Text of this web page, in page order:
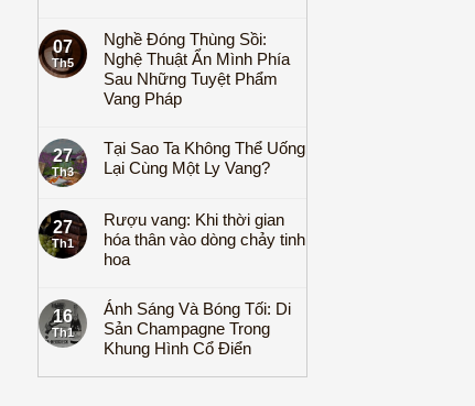
07
Th5
Nghề Đóng Thùng Sồi:
Nghệ Thuật Ẩn Mình Phía
Sau Những Tuyệt Phẩm
Vang Pháp
27
Th3
Tại Sao Ta Không Thể Uống
Lại Cùng Một Ly Vang?
27
Th1
Rượu vang: Khi thời gian
hóa thân vào dòng chảy tinh
hoa
16
Th1
Ánh Sáng Và Bóng Tối: Di
Sản Champagne Trong
Khung Hình Cổ Điển